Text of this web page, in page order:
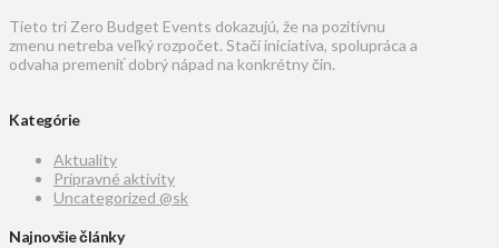
Tieto tri Zero Budget Events dokazujú, že na pozitívnu
zmenu netreba veľký rozpočet. Stačí iniciatíva, spolupráca a
odvaha premeniť dobrý nápad na konkrétny čin.
Kategórie
Aktuality
Prípravné aktivity
Uncategorized @sk
Najnovšie články